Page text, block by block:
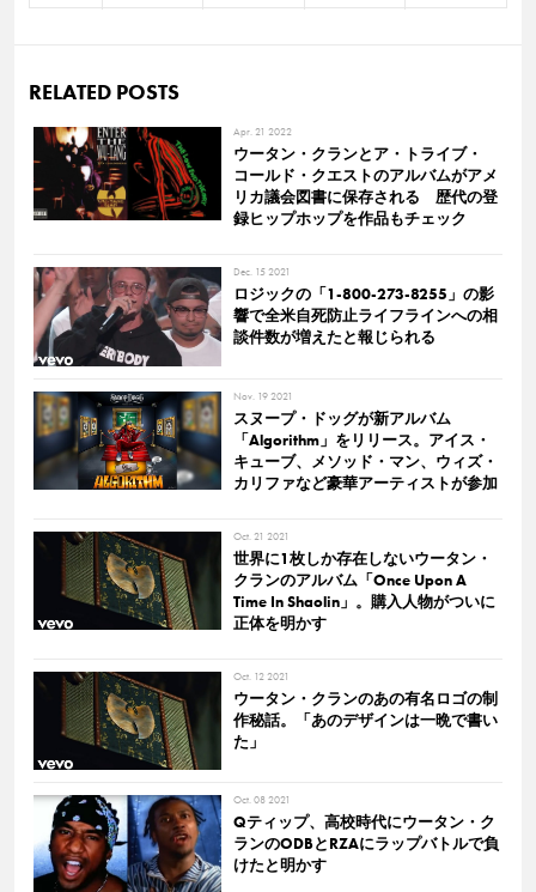
RELATED POSTS
Apr. 21 2022
ウータン・クランとア・トライブ・
コールド・クエストのアルバムがアメ
リカ議会図書に保存される 歴代の登
録ヒップホップを作品もチェック
Dec. 15 2021
ロジックの「1-800-273-8255」の影
響で全米自死防止ライフラインへの相
談件数が増えたと報じられる
Nov. 19 2021
スヌープ・ドッグが新アルバム
「Algorithm」をリリース。アイス・
キューブ、メソッド・マン、ウィズ・
カリファなど豪華アーティストが参加
Oct. 21 2021
世界に1枚しか存在しないウータン・
クランのアルバム「Once Upon A
Time In Shaolin」。購入人物がついに
正体を明かす
Oct. 12 2021
ウータン・クランのあの有名ロゴの制
作秘話。「あのデザインは一晩で書い
た」
Oct. 08 2021
Qティップ、高校時代にウータン・ク
ランのODBとRZAにラップバトルで負
けたと明かす